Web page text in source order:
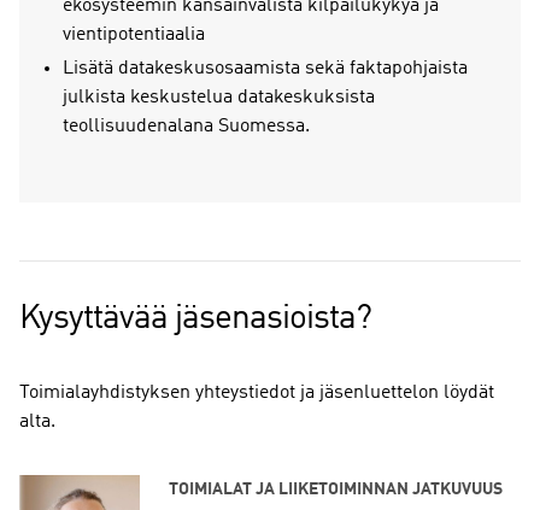
ekosysteemin kansainvälistä kilpailukykyä ja
vientipotentiaalia
Lisätä datakeskusosaamista sekä faktapohjaista
julkista keskustelua datakeskuksista
teollisuudenalana Suomessa.
Kysyttävää jäsenasioista?
Toimialayhdistyksen yhteystiedot ja jäsenluettelon löydät
alta.
TOIMIALAT JA LIIKETOIMINNAN JATKUVUUS